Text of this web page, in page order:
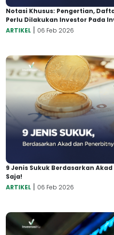
Notasi Khusus: Pengertian,
Perlu Dilakukan Investor Pada
ARTIKEL | 06 Feb 2026
9 Jenis Sukuk Berdasarkan
Saja!
ARTIKEL | 06 Feb 2026